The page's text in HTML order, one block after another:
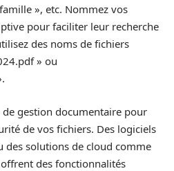
», etc. Nommez vos
pour faciliter leur recherche
des noms de fichiers
» ou
gestion documentaire pour
de vos fichiers. Des logiciels
des solutions de cloud comme
des fonctionnalités